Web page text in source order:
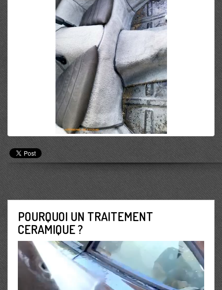
POURQUOI UN TRAITEMENT
CERAMIQUE ?
Lecteur
vidéo